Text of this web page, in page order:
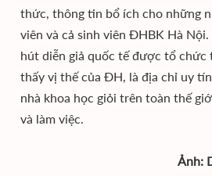
thức, thông tin bổ ích cho những
viên và cả sinh viên ĐHBK Hà
hút diễn giả quốc tế được tổ
thấy vị thế của ĐH, là địa chỉ uy
nhà khoa học giỏi trên toàn thế
và làm việc.
Ảnh: